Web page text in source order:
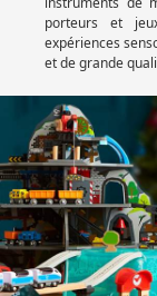
porteurs et
expériences
et de grande